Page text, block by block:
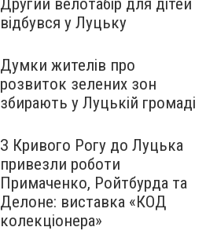
Другий велотабір для дітей
відбувся у Луцьку
Думки жителів про
розвиток зелених зон
збирають у Луцькій громаді
З Кривого Рогу до Луцька
привезли роботи
Примаченко, Ройтбурда та
Делоне: виставка «КОД
колекціонера»